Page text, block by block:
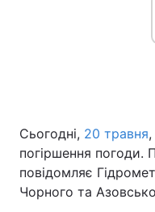
Сьогодні, 20 травня
погіршення погоди.
повідомляє
Чорного та